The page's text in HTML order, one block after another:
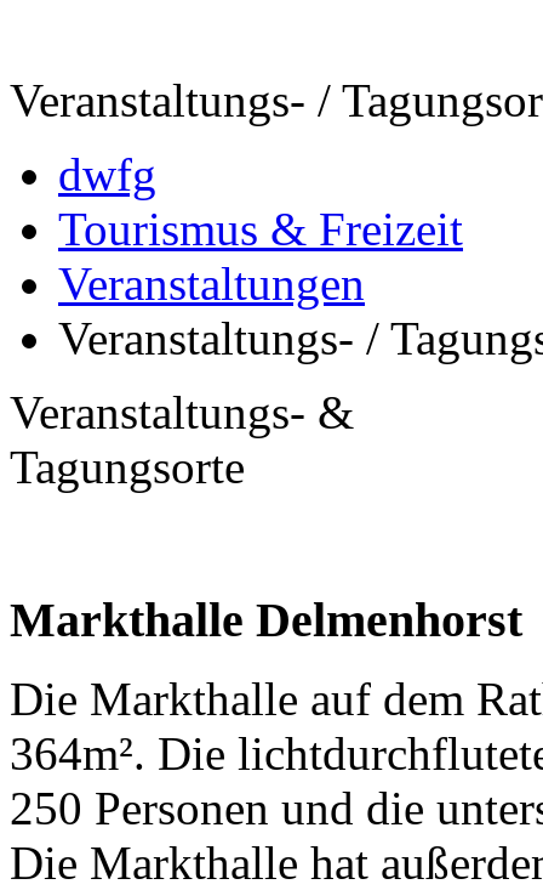
Veranstaltungs- /
dwfg
Tourismus & Freizeit
Veranstaltungen
Veranstaltungs- /
Veranstaltungs- &
Tagungsorte
Markthalle Delmenhorst
Die Markthalle auf dem
364m². Die
250 Personen und die
Die Markthalle hat